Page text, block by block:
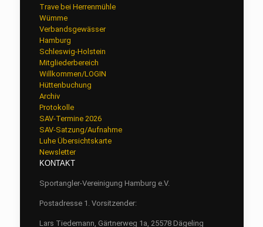
Trave bei Herrenmühle
Wümme
Verbandsgewässer
Hamburg
Schleswig-Holstein
Mitgliederbereich
Willkommen/LOGIN
Hüttenbuchung
Archiv
Protokolle
SAV-Termine 2026
SAV-Satzung/Aufnahme
Luhe Übersichtskarte
Newsletter
KONTAKT
Sportangler-Vereinigung Hamburg e.V.
Postadresse 1. Vorsitzender:
Lars Tiedemann, Gärtnerweg 1a, 25578 Dägeling